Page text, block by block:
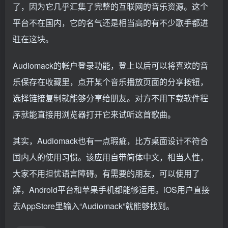
了，因为它几乎汇集了完整的互联网的音乐资源。这个
平台不在国内，它的名气还是相当高的有不少歌手都进
驻在这块。
Audiomack的帐户登录功能，登上以后可以将喜欢的音
乐保存在收藏里，点开某个音乐播放页面的分享按钮，
选择链接复制就能够分享给朋友。对方不用下载软件程
序就能直接用浏览器打开它来试听这首歌曲。
其实，Audiomack也有一点瑕疵，比方桌面设计不符合
国内人的使用习惯。该应用自带简体中文，相当人性，
大家不用担忧语言障碍。有需要的朋友，可以使用了
解，Android平台和苹果手机都能够运用。iOS用户直接
去AppStore里输入“Audiomack”就能够找到。